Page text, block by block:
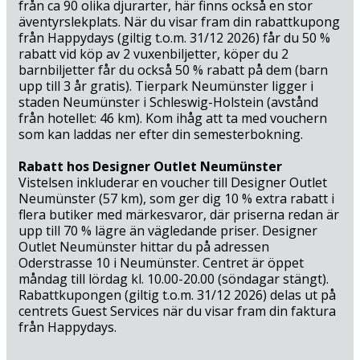
från ca 90 olika djurarter, här finns också en stor
äventyrslekplats. När du visar fram din rabattkupong
från Happydays (giltig t.o.m. 31/12 2026) får du 50 %
rabatt vid köp av 2 vuxenbiljetter, köper du 2
barnbiljetter får du också 50 % rabatt på dem (barn
upp till 3 år gratis). Tierpark Neumünster ligger i
staden Neumünster i Schleswig-Holstein (avstånd
från hotellet: 46 km). Kom ihåg att ta med vouchern
som kan laddas ner efter din semesterbokning.
Rabatt hos Designer Outlet Neumünster
Vistelsen inkluderar en voucher till Designer Outlet
Neumünster (57 km), som ger dig 10 % extra rabatt i
flera butiker med märkesvaror, där priserna redan är
upp till 70 % lägre än vägledande priser. Designer
Outlet Neumünster hittar du på adressen
Oderstrasse 10 i Neumünster. Centret är öppet
måndag till lördag kl. 10.00-20.00 (söndagar stängt).
Rabattkupongen (giltig t.o.m. 31/12 2026) delas ut på
centrets Guest Services när du visar fram din faktura
från Happydays.